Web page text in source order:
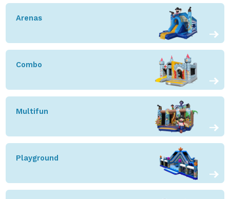
Arenas
Combo
Multifun
Playground